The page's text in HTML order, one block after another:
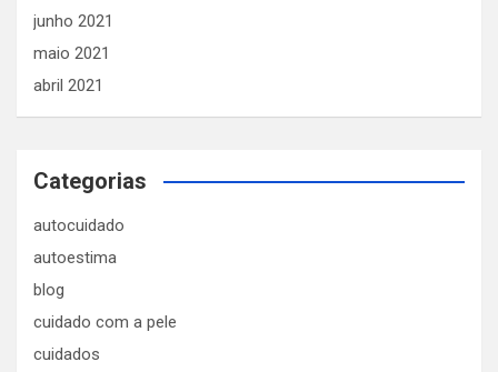
junho 2021
maio 2021
abril 2021
Categorias
autocuidado
autoestima
blog
cuidado com a pele
cuidados